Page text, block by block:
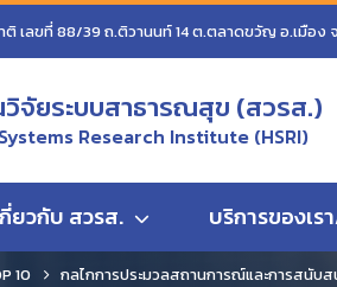
เลขที่ 88/39 ถ.ติวานนท์ 14 ต.ตลาดขวัญ อ.เมือง
จัยระบบสาธารณสุข (สวรส.)
Research Institute (HSRI)
ยวกับ สวรส. บริการของเร
10 กลไกการประมวลสถานการณ์และการสนับ